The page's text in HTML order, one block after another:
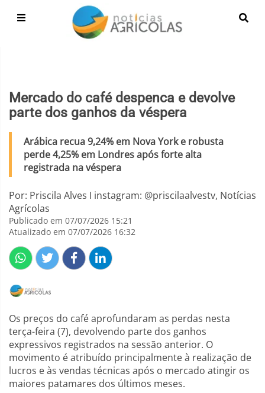
Mercado do café despenca e devolve
parte dos ganhos da véspera
Arábica recua 9,24% em Nova York e robusta
perde 4,25% em Londres após forte alta
registrada na véspera
Por: Priscila Alves I instagram: @priscilaalvestv, Notícias
Agrícolas
Publicado em 07/07/2026 15:21
Atualizado em 07/07/2026 16:32
Os preços do café aprofundaram as perdas nesta
terça-feira (7), devolvendo parte dos ganhos
expressivos registrados na sessão anterior. O
movimento é atribuído principalmente à realização de
lucros e às vendas técnicas após o mercado atingir os
maiores patamares dos últimos meses.